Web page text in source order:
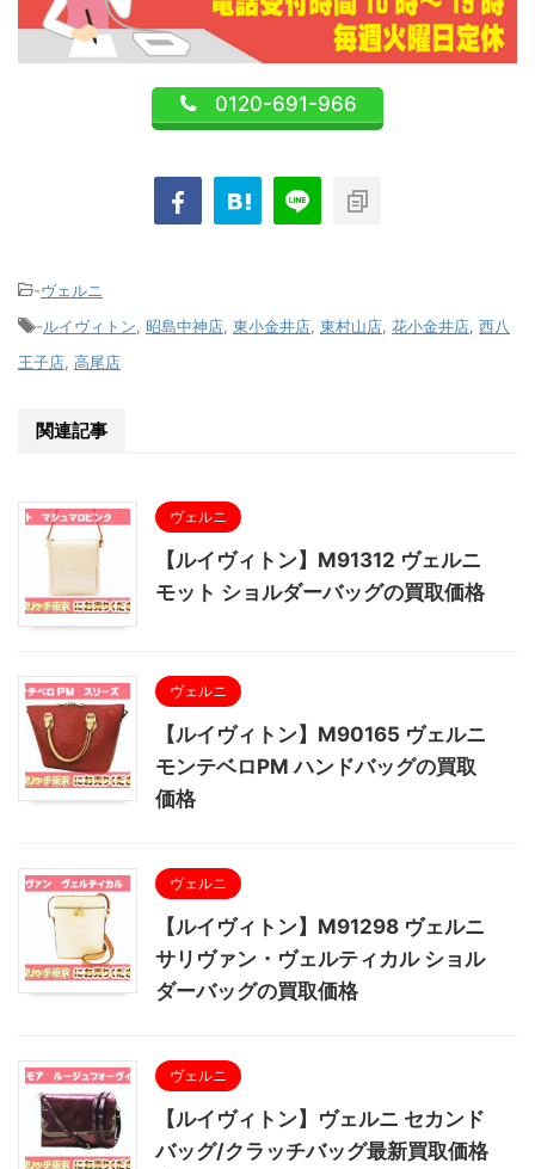
0120-691-966
-ヴェルニ
-ルイヴィトン 昭島中神店 東小金井店 東村山店 花小金井店 西八
王子店 高尾店
関連記事
ヴェルニ
【ルイヴィトン】M91312 ヴェルニ
モット ショルダーバッグの買取価格
ヴェルニ
【ルイヴィトン】M90165 ヴェルニ
モンテベロPM ハンドバッグの買取
価格
ヴェルニ
【ルイヴィトン】M91298 ヴェルニ
サリヴァン・ヴェルティカル ショル
ダーバッグの買取価格
ヴェルニ
【ルイヴィトン】ヴェルニ セカンド
バッグ/クラッチバッグ最新買取価格